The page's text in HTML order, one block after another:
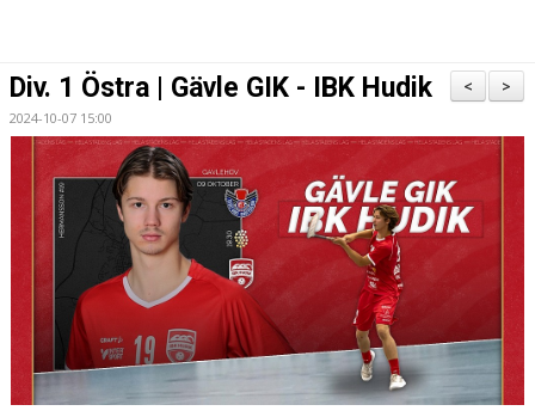
SPELSCHEMA
TABELL
BILDER
KONTAKT
WEBBSÄNDNINGAR
>
<
Div. 1 Östra | Gävle GIK - IBK Hudik
2024-10-07 15:00